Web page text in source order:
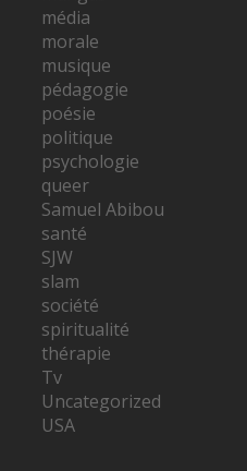
média
morale
musique
pédagogie
poésie
politique
psychologie
queer
Samuel Abibou
santé
SJW
slam
société
spiritualité
thérapie
Tv
Uncategorized
USA